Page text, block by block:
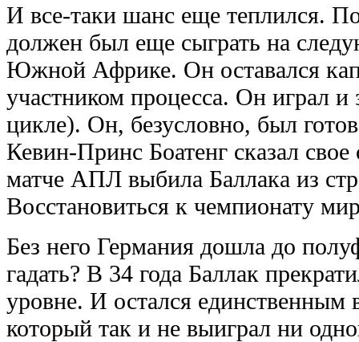
И все-таки шанс еще теплился.
должен был еще сыграть на
Южной Африке. Он оставался
участником процесса. Он играл и
цикле). Он, безусловно, был
Кевин-Принс Боатенг сказал
матче АПЛ выбила Баллака из
Восстановиться к чемпионату
Без него Германия дошла до
гадать? В 34 года Баллак
уровне. И остался
который так и не выиграл ни